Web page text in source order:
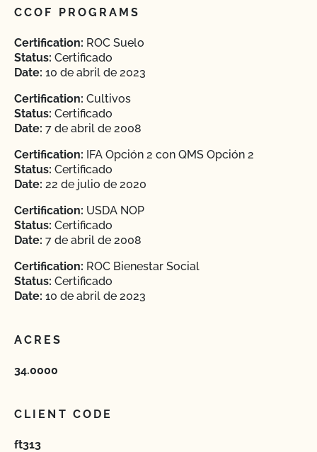
CCOF PROGRAMS
Certification: ROC Suelo
Status: Certificado
Date: 10 de abril de 2023
Certification: Cultivos
Status: Certificado
Date: 7 de abril de 2008
Certification: IFA Opción 2 con QMS Opción 2
Status: Certificado
Date: 22 de julio de 2020
Certification: USDA NOP
Status: Certificado
Date: 7 de abril de 2008
Certification: ROC Bienestar Social
Status: Certificado
Date: 10 de abril de 2023
ACRES
34.0000
CLIENT CODE
ft313